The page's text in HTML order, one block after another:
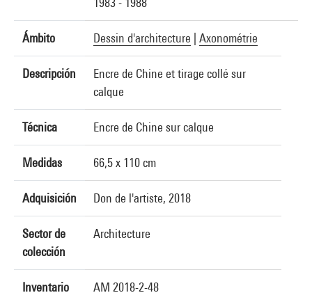
Ámbito Dessin d'architecture Axonométrie
Descripción
Encre de Chine et tirage collé sur
calque
Técnica Encre de Chine sur calque
Medidas 66,5 x 110 cm
Adquisición Don de l'artiste, 2018
Sector de
colección
Architecture
Inventario AM 2018-2-48